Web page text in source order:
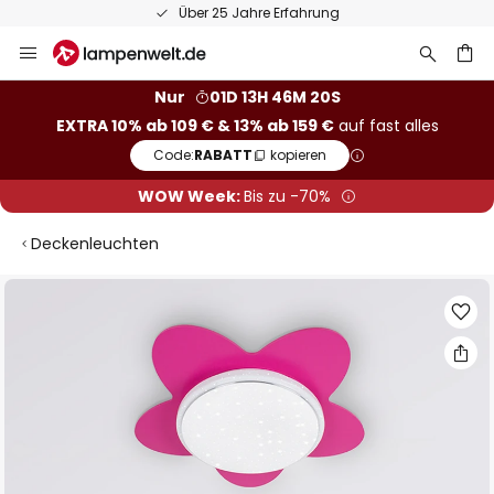
Über 25 Jahre Erfahrung
Inhalt
Nur
01D 13H 46M 20S
EXTRA 10% ab 109 € & 13% ab 159 €auf fast alles
Code:RABATT kopieren
WOW Week:Bis zu -70%
Deckenleuchten
Zum